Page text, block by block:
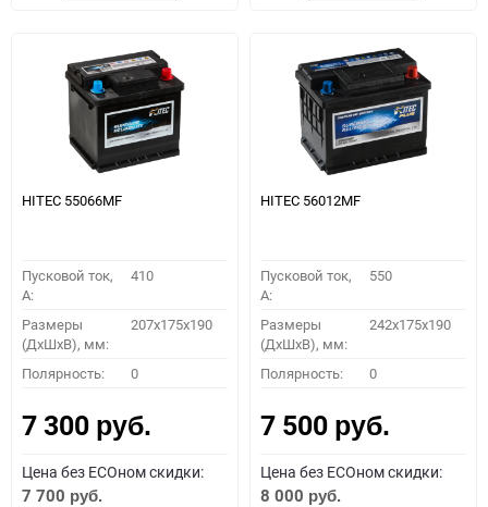
HITEC 55066MF
Пусковой ток,
A:
410
Размеры
(ДхШхВ), мм:
207x175x190
Полярность: 0
7 300 руб.
Цена без ECOном скидки:
7 700 руб.
HITEC 56012MF
Пусковой ток,
A:
550
Размеры
(ДхШхВ), мм:
242x175x190
Полярность: 0
7 500 руб.
Цена без ECOном скидки:
8 000 руб.